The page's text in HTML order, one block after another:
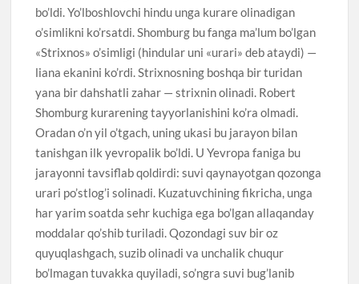
bo’ldi. Yo’lboshlovchi hindu unga kurare olinadigan
o’simlikni ko’rsatdi. Shomburg bu fanga ma’lum bo’lgan
«Strixnos» o’simligi (hindular uni «urari» deb ataydi) —
liana ekanini ko’rdi. Strixnosning boshqa bir turidan
yana bir dahshatli zahar — strixnin olinadi. Robert
Shomburg kurarening tayyorlanishini ko’ra olmadi.
Oradan o’n yil o’tgach, uning ukasi bu jarayon bilan
tanishgan ilk yevropalik bo’ldi. U Yevropa faniga bu
jarayonni tavsiflab qoldirdi: suvi qaynayotgan qozonga
urari po’stlog’i solinadi. Kuzatuvchining fikricha, unga
har yarim soatda sehr kuchiga ega bo’lgan allaqanday
moddalar qo’shib turiladi. Qozondagi suv bir oz
quyuqlashgach, suzib olinadi va unchalik chuqur
bo’lmagan tuvakka quyiladi, so’ngra suvi bug’lanib